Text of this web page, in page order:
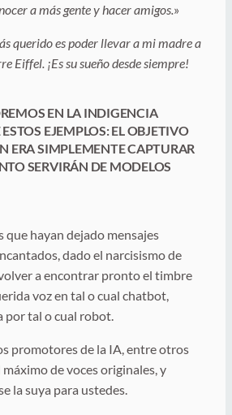
a más gente y hacer amigos. »
querido es poder llevar a mi madre a
Eiffel. ¡Es su sueño desde siempre!
EN LA INDIGENCIA
EJEMPLOS: EL OBJETIVO
ERA SIMPLEMENTE CAPTURAR
SERVIRÁN DE MODELOS
que hayan dejado mensajes
dado el narcisismo de
a encontrar pronto el timbre
voz en tal o cual chatbot,
por tal o cual robot.
promotores de la IA, entre otros
de voces originales, y
la suya para ustedes.